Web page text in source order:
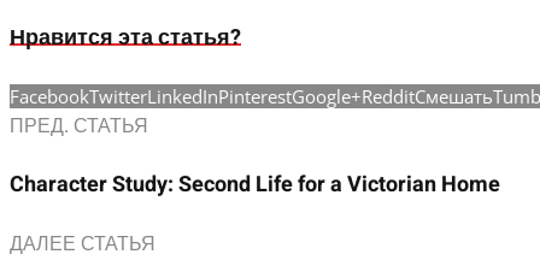
Нравится эта статья?
FacebookTwitterLinkedInPinterestGoogle+RedditСмешать
ПРЕД. СТАТЬЯ
Character Study: Second Life for a Victorian Home
ДАЛЕЕ СТАТЬЯ